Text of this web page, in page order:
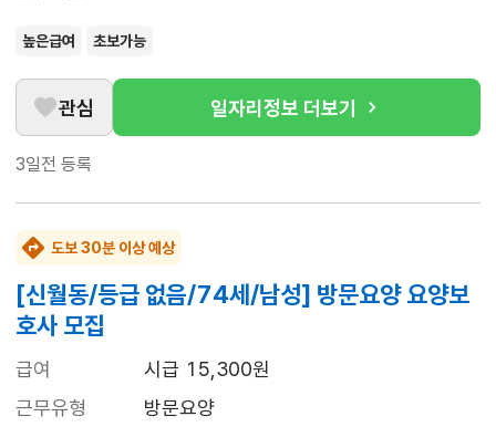
높은급여 초보가능
관심 일자리정보 더보기
3일전 등록
도보 30분 이상 예상
[신월동/등급 없음/74세/남성] 방문요양 요양보
호사 모집
급여
시급 15,300원
근무유형
방문요양